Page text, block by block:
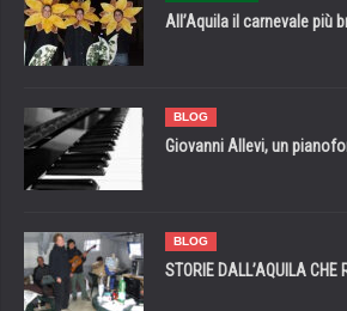
All’Aquila il carnevale più
BLOG
Giovanni Allevi, un
BLOG
STORIE DALL’AQUILA CHE